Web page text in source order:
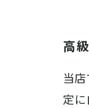
高
当
定